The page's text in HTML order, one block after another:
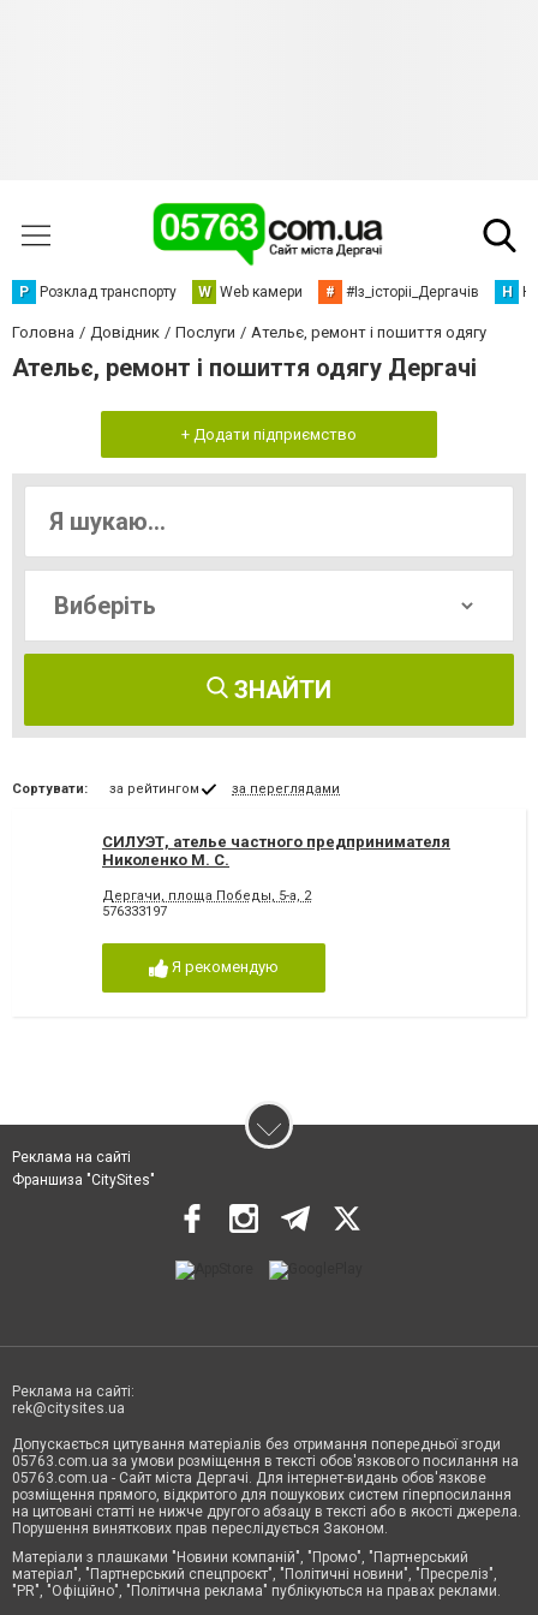
Р Розклад транспорту W Web камери # #Із_історіі_Дергачів Н
Головна Довідник Послуги Ательє, ремонт і пошиття одягу
Ательє, ремонт і пошиття одягу Дергачі
+ Додати підприємство
ЗНАЙТИ
Сортувати: за рейтингом за переглядами
СИЛУЭТ, ателье частного предпринимателя
Николенко М. С.
Дергачи, площа Победы, 5-а, 2
576333197
Я рекомендую
Реклама на сайті
Франшиза "CitySites"
Реклама на сайті:
rek@citysites.ua
Допускається цитування матеріалів без отримання попередньої згоди
05763.com.ua за умови розміщення в тексті обов'язкового посилання на
05763.com.ua - Сайт міста Дергачі. Для інтернет-видань обов'язкове
розміщення прямого, відкритого для пошукових систем гіперпосилання
на цитовані статті не нижче другого абзацу в тексті або в якості джерела.
Порушення виняткових прав переслідується Законом.
Матеріали з плашками "Новини компаній", "Промо", "Партнерський
матеріал", "Партнерський спецпроєкт", "Політичні новини", "Пресреліз",
"PR", "Офіційно", "Політична реклама" публікуються на правах реклами.